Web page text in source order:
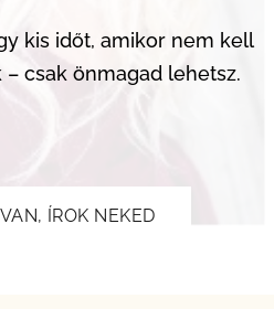
kis időt, amikor nem kell
csak önmagad lehetsz.
ÍROK NEKED